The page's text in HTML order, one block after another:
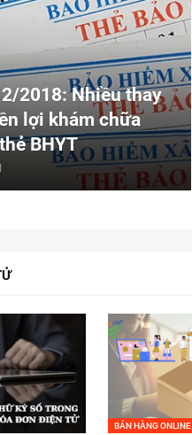
2018: Nhiều thay
lợi khám chữa
BHYT
BÁN HÀNG ONLINE